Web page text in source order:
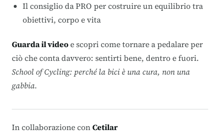
Il consiglio da PRO per costruire un equilibrio tra
obiettivi, corpo e vita
Guarda il videoe scopri come tornare a pedalare per
ciò che conta davvero: sentirti bene, dentro e fuori.
School of Cycling: perché la bici è una cura, non una
gabbia.
In collaborazione conCetilar